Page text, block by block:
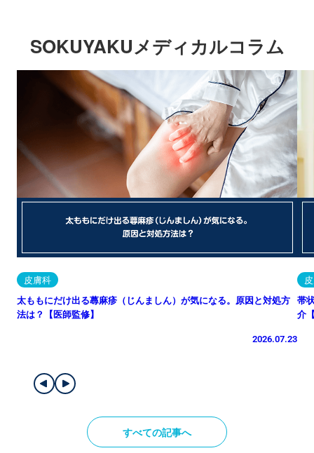
SOKUYAKUメディカルコラム
皮膚科
太ももにだけ出る蕁麻疹（じんましん）が気になる。原因と対処方
法は？【医師監修】
2026.07.23
帯
介
すべての記事へ